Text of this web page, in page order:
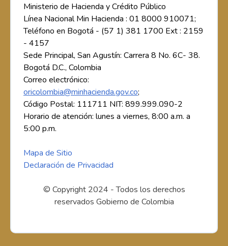
Ministerio de Hacienda y Crédito Público
Línea Nacional Min Hacienda : 01 8000 910071;
Teléfono en Bogotá - (57 1) 381 1700 Ext : 2159
- 4157
Sede Principal, San Agustín: Carrera 8 No. 6C- 38.
Bogotá D.C., Colombia
Correo electrónico:
oricolombia@minhacienda.gov.co;
Código Postal: 111711 NIT: 899.999.090-2
Horario de atención: lunes a viernes, 8:00 a.m. a
5:00 p.m.
Mapa de Sitio
Declaración de Privacidad
© Copyright 2024 - Todos los derechos
reservados Gobierno de Colombia